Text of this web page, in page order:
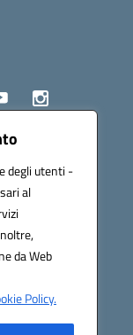
degli utenti -
al
da Web
Policy.